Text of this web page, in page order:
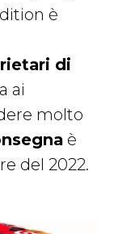
è
di
ai
molto
è
del 2022.